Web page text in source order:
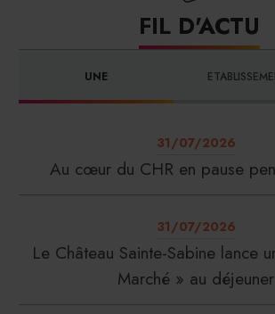
FIL D'ACTU
UNE
31/07/2026
Au cœur du CHR en pause
31/07/2026
Le Château Sainte-Sabine lance
Marché » au déjeuner